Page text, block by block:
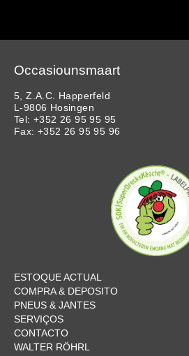
Occasiounsmaart
5, Z.A.C. Happerfeld
L-9806 Hosingen
Tel: +352 26 95 95 95
Fax: +352 26 95 95 96
ESTOQUE ACTUAL
COMPRA & DEPOSITO
PNEUS & JANTES
SERVIÇOS
CONTACTO
WALTER RÖHRL